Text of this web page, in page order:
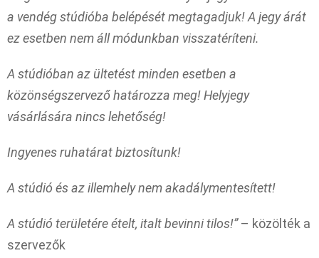
a vendég stúdióba belépését megtagadjuk! A jegy árát
ez esetben nem áll módunkban visszatéríteni.
A stúdióban az ültetést minden esetben a
közönségszervező határozza meg! Helyjegy
vásárlására nincs lehetőség!
Ingyenes ruhatárat biztosítunk!
A stúdió és az illemhely nem akadálymentesített!
A stúdió területére ételt, italt bevinni tilos!”– közölték a
szervezők